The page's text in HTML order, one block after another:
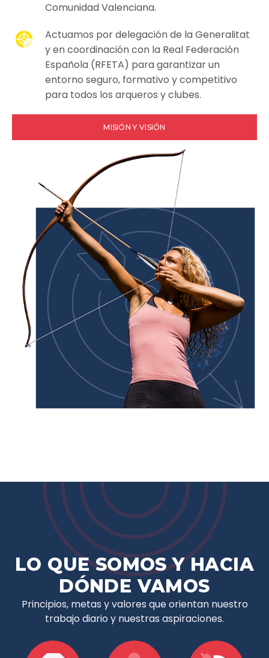
Comunidad Valenciana.
Actuamos por delegación de la Generalitat
y en coordinación con la Real Federación
Española (RFETA) para garantizar un
entorno seguro, formativo y competitivo
para todos los arqueros y clubes.
MISIÓN Y VISIÓN
LO QUE SOMOS Y HACIA
DÓNDE VAMOS
Principios, metas y valores que orientan nuestro
trabajo diario y nuestras aspiraciones.